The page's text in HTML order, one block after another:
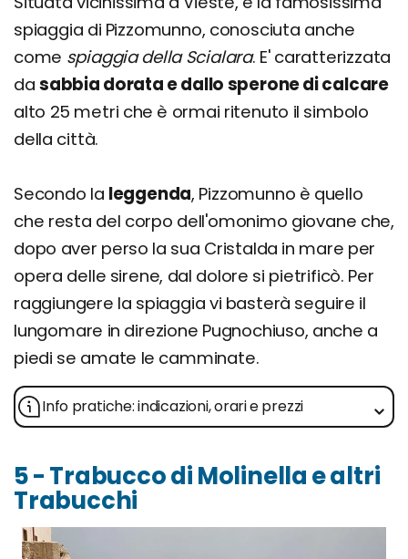
spiaggia di Pizzomunno, conosciuta anche
come spiaggia della Scialara. E' caratterizzata
da sabbia dorata e dallo sperone di calcare
alto 25 metri che è ormai ritenuto il simbolo
della città.
Secondo la leggenda, Pizzomunno è quello
che resta del corpo dell'omonimo giovane che,
dopo aver perso la sua Cristalda in mare per
opera delle sirene, dal dolore si pietrificò. Per
raggiungere la spiaggia vi basterà seguire il
lungomare in direzione Pugnochiuso, anche a
piedi se amate le camminate.
Info pratiche: indicazioni, orari e prezzi
5 - Trabucco di Molinella e altri
Trabucchi